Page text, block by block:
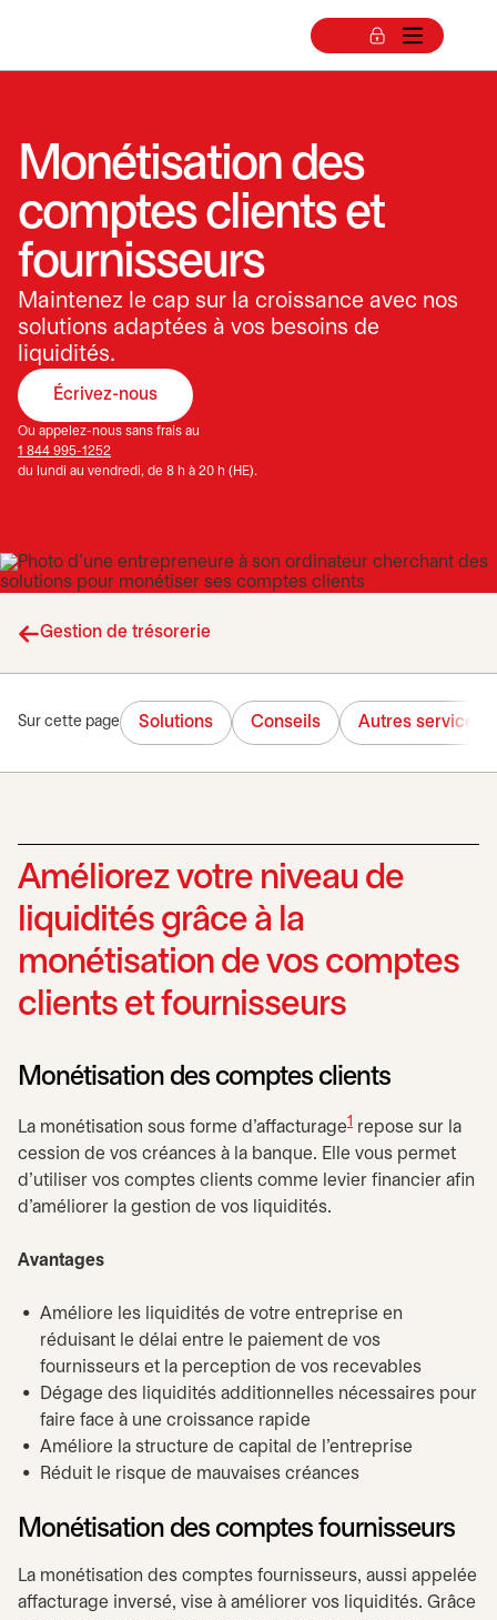
Monétisation des
comptes clients et
fournisseurs
Maintenez le cap sur la croissance avec nos
solutions adaptées à vos besoins de
liquidités.
Écrivez-nous
Ou appelez-nous sans frais au
1 844 995-1252
du lundi au vendredi, de 8 h à 20 h (HE).
Gestion de trésorerie
Sur cette page Solutions Conseils Autres services
Améliorez votre niveau de
liquidités grâce à la
monétisation de vos comptes
clients et fournisseurs
Monétisation des comptes clients
La monétisation sous forme d’affacturage1 repose sur la
cession de vos créances à la banque. Elle vous permet
d’utiliser vos comptes clients comme levier financier afin
d’améliorer la gestion de vos liquidités.
Avantages
Améliore les liquidités de votre entreprise en
réduisant le délai entre le paiement de vos
fournisseurs et la perception de vos recevables
Dégage des liquidités additionnelles nécessaires pour
faire face à une croissance rapide
Améliore la structure de capital de l’entreprise
Réduit le risque de mauvaises créances
Monétisation des comptes fournisseurs
La monétisation des comptes fournisseurs, aussi appelée
affacturage inversé, vise à améliorer vos liquidités. Grâce